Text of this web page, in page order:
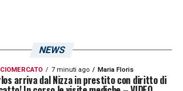
NEWS
7 minuti ago Maria Floris
arriva dal Nizza in prestito con diritto di